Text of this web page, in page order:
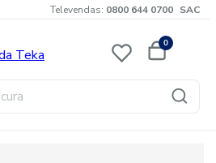
Televendas: 0800 644 0700 SAC
0